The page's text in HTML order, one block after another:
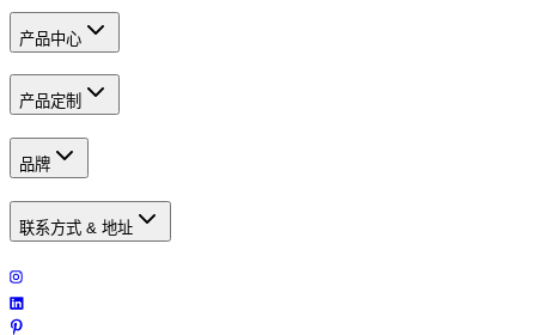
产品中心
产品定制
品牌
联系方式 & 地址